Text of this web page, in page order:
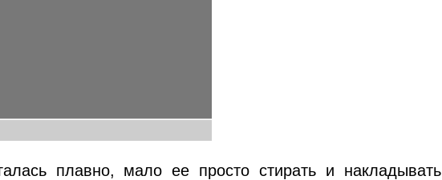
плавно, мало ее просто стирать и накладывать